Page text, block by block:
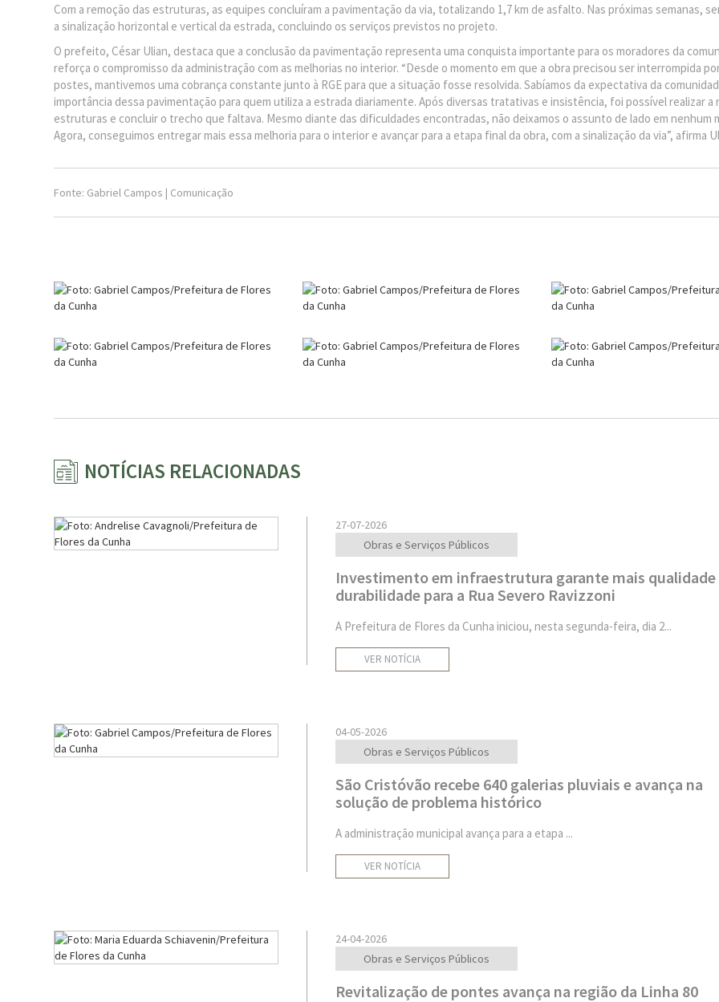
Com a remoção das estruturas, as equipes concluíram a pavimentação da via, totalizando 1,7 km de asfalto. Nas próximas semanas,
a sinalização horizontal e vertical da estrada, concluindo os serviços previstos no projeto.
O prefeito, César Ulian, destaca que a conclusão da pavimentação representa uma conquista importante para os moradores da
reforça o compromisso da administração com as melhorias no interior. “Desde o momento em que a obra precisou ser interrompida
postes, mantivemos uma cobrança constante junto à RGE para que a situação fosse resolvida. Sabíamos da expectativa da
importância dessa pavimentação para quem utiliza a estrada diariamente. Após diversas tratativas e insistência, foi possível realizar a
estruturas e concluir o trecho que faltava. Mesmo diante das dificuldades encontradas, não deixamos o assunto de lado em nenhum
Agora, conseguimos entregar mais essa melhoria para o interior e avançar para a etapa final da obra, com a sinalização da via”, afirma
Fonte: Gabriel Campos | Comunicação
NOTÍCIAS RELACIONADAS
27-07-2026
Obras e Serviços Públicos
Investimento em infraestrutura garante mais qualidade
durabilidade para a Rua Severo Ravizzoni
A Prefeitura de Flores da Cunha iniciou, nesta segunda-feira, dia 2...
VER NOTÍCIA
04-05-2026
Obras e Serviços Públicos
São Cristóvão recebe 640 galerias pluviais e avança na
solução de problema histórico
A administração municipal avança para a etapa ...
VER NOTÍCIA
24-04-2026
Obras e Serviços Públicos
Revitalização de pontes avança na região da Linha 80